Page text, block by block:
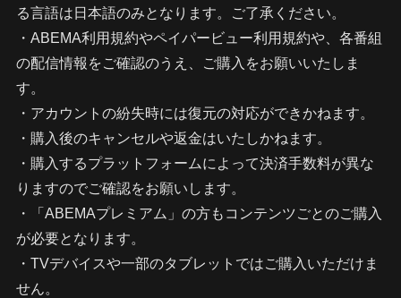
る言語は日本語のみとなります。ご了承ください。
・ABEMA利用規約やペイパービュー利用規約や、各番組
の配信情報をご確認のうえ、ご購入をお願いいたしま
す。
・アカウントの紛失時には復元の対応ができかねます。
・購入後のキャンセルや返金はいたしかねます。
・購入するプラットフォームによって決済手数料が異な
りますのでご確認をお願いします。
・「ABEMAプレミアム」の方もコンテンツごとのご購入
が必要となります。
・TVデバイスや一部のタブレットではご購入いただけま
せん。